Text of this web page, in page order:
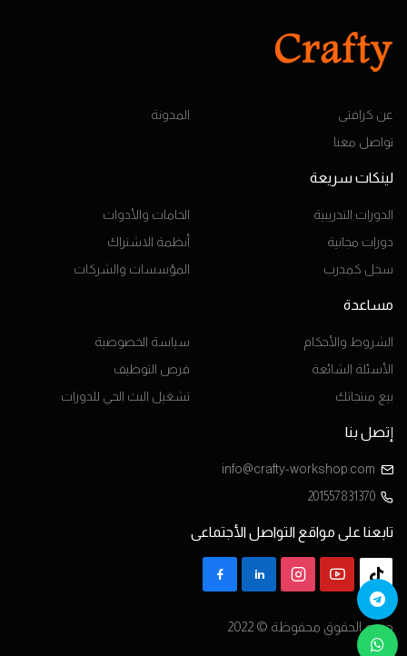
عن كرافتى
المدونة
تواصل معنا
لينكات سريعة
الدورات التدريبية
الخامات والأدوات
دورات مجانية
أنظمة الاشتراك
سجل كمدرب
المؤسسات والشركات
مساعدة
الشروط والأحكام
سياسة الخصوصية
الأسئلة الشائعة
فرص التوظيف
بيع منتجاتك
تشغيل البث الحي للدورات
إتصل بنا
info@crafty-workshop.com
201557831370
تابعنا على مواقع التواصل الأجتماعى
جميع الحقوق محفوظة © 2022